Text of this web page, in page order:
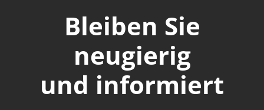
Bleiben Sie
neugierig
und informiert